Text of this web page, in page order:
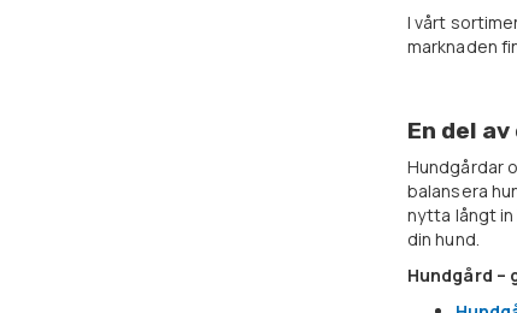
I vårt
marknaden
En del
Hundgårdar
balansera
nytta långt
din hund.
Hundgård –